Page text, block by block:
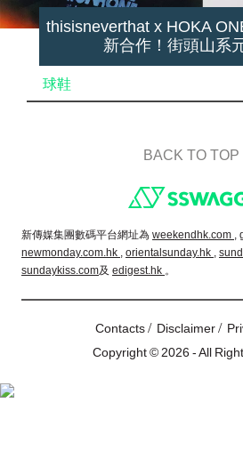
thisisneverthat x HOKA
新合作！街頭山系
球鞋
BACK TO TOP
新傳媒集團數碼平台網址為 weekendhk.com ,
newmonday.com.hk , orientalsunday.hk ,
sundaykiss.com及 edigest.hk 。
Contacts/ Disclaimer/
Copyright © 2026 - All